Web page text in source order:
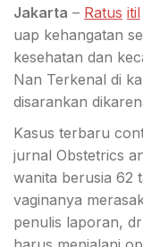
Jakarta – Ratus itil
uap kehangatan
kesehatan dan
Nan Terkenal di
disarankan
Kasus terbaru
jurnal Obstetrics
wanita berusia 62
vaginanya
penulis laporan,